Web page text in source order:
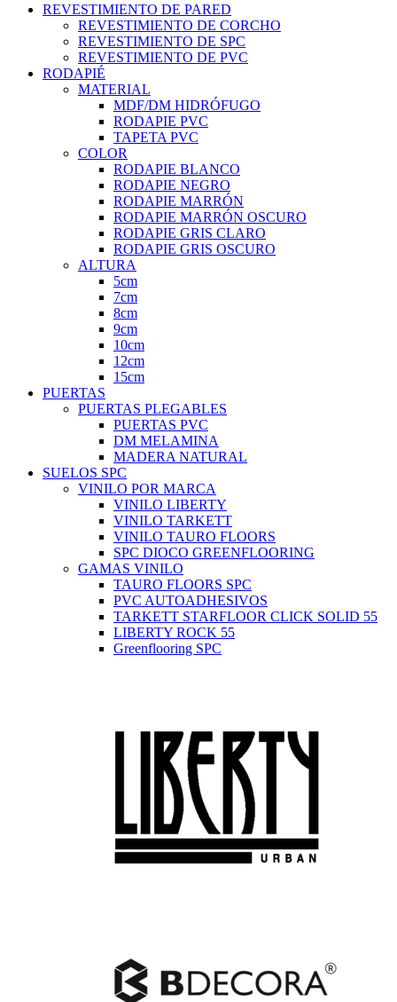
REVESTIMIENTO DE PARED
REVESTIMIENTO DE CORCHO
REVESTIMIENTO DE SPC
REVESTIMIENTO DE PVC
RODAPIÉ
MATERIAL
MDF/DM HIDRÓFUGO
RODAPIE PVC
TAPETA PVC
COLOR
RODAPIE BLANCO
RODAPIE NEGRO
RODAPIE MARRÓN
RODAPIE MARRÓN OSCURO
RODAPIE GRIS CLARO
RODAPIE GRIS OSCURO
ALTURA
5cm
7cm
8cm
9cm
10cm
12cm
15cm
PUERTAS
PUERTAS PLEGABLES
PUERTAS PVC
DM MELAMINA
MADERA NATURAL
SUELOS SPC
VINILO POR MARCA
VINILO LIBERTY
VINILO TARKETT
VINILO TAURO FLOORS
SPC DIOCO GREENFLOORING
GAMAS VINILO
TAURO FLOORS SPC
PVC AUTOADHESIVOS
TARKETT STARFLOOR CLICK SOLID 55
LIBERTY ROCK 55
Greenflooring SPC